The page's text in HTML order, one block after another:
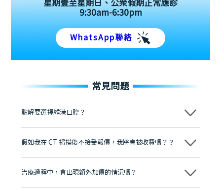
星期壹至星期日、公眾假期正常應診
9:30am-6:30pm
WhatsApp聯絡
常見問題
點解要選擇維港口腔？
維港口腔踐行「醫道濟世」的大學校訓，各分院匯聚來自香港、內地的
牌」、「2025香港企業領袖品牌」，是諾貝爾種植系統全球放心植牙中
至今已服務超過三十個國家和地區的顧客，受到粵港澳大灣區及周邊城
市市民極高的口碑評價及信任推薦 珠海、深圳設有八大分院，香港亦設
有咨詢及服務保障中心，有任何問題都可以隨時預約免費咨詢，讓人十
假如我在 CT 掃描後不接受報價，我將會被收費嗎？？
不會！只要未開始實際服務之前，你不會被收取任何費用。
治療過程中，會出現額外加價的情況嗎？
不會，治療前我們會詳細說明治療方案及對應的價錢，顧客同意並簽字